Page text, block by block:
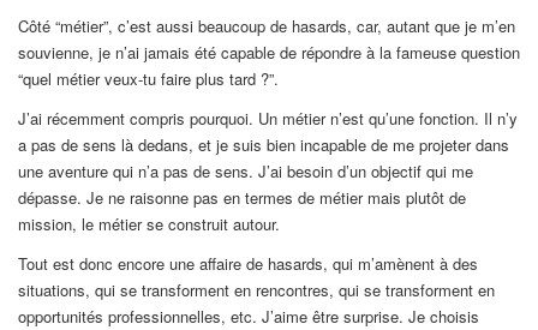
Côté “métier”, c’est aussi beaucoup de hasards, car, autant que je m’en
souvienne, je n’ai jamais été capable de répondre à la fameuse question
“quel métier veux-tu faire plus tard ?”.
J’ai récemment compris pourquoi. Un métier n’est qu’une fonction. Il n’y
a pas de sens là dedans, et je suis bien incapable de me projeter dans
une aventure qui n’a pas de sens. J’ai besoin d’un objectif qui me
dépasse. Je ne raisonne pas en termes de métier mais plutôt de
mission, le métier se construit autour.
Tout est donc encore une affaire de hasards, qui m’amènent à des
situations, qui se transforment en rencontres, qui se transforment en
opportunités professionnelles, etc. J’aime être surprise. Je choisis